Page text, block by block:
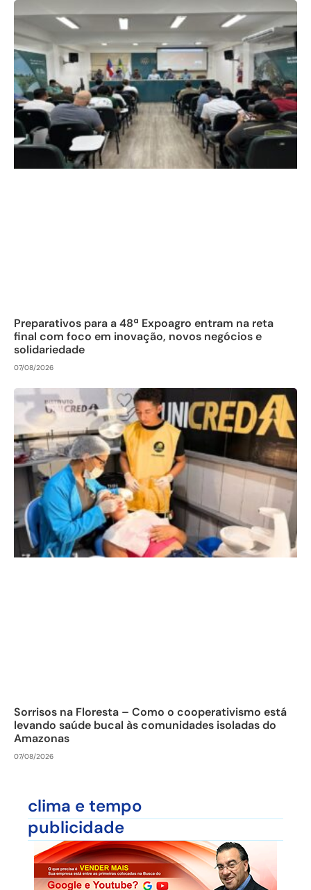
Preparativos para a 48ª Expoagro entram na reta
final com foco em inovação, novos negócios e
solidariedade
07/08/2026
Sorrisos na Floresta – Como o cooperativismo está
levando saúde bucal às comunidades isoladas do
Amazonas
07/08/2026
clima e tempo
publicidade